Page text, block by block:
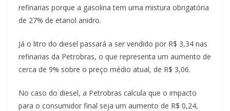
refinarias porque a gasolina tem uma mistura obrigatória
de 27% de etanol anidro.
Já o litro do diesel passará a ser vendido por R$ 3,34 nas
refinarias da Petrobras, o que representa um aumento de
cerca de 9% sobre o preço médio atual, de R$ 3,06.
No caso do diesel, a Petrobras calcula que o impacto
para o consumidor final seja um aumento de R$ 0,24,